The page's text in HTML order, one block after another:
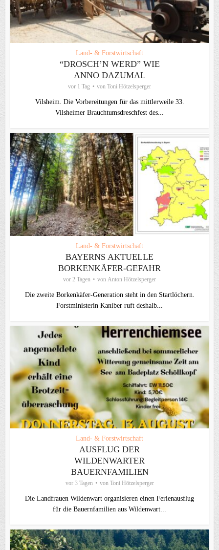
Land- & Forstwirtschaft
“DROSCH’N WERD” WIE
ANNO DAZUMAL
vor 1 Tag von Toni Hötzelsperger
Vilsheim. Die Vorbereitungen für das mittlerweile 33.
Vilsheimer Brauchtumsdreschfest des...
Land- & Forstwirtschaft
BAYERNS AKTUELLE
BORKENKÄFER-GEFAHR
vor 2 Tagen von Anton Hötzelsperger
Die zweite Borkenkäfer-Generation steht in den Startlöchern.
Forstministerin Kaniber ruft deshalb...
Land- & Forstwirtschaft
AUSFLUG DER
WILDENWARTER
BAUERNFAMILIEN
vor 3 Tagen von Toni Hötzelsperger
Die Landfrauen Wildenwart organisieren einen Ferienausflug
für die Bauernfamilien aus Wildenwart...